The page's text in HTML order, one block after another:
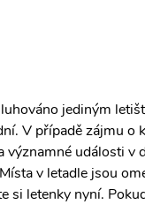
jediným
V případě zájmu o
události v
v letadle jsou
si letenky nyní.